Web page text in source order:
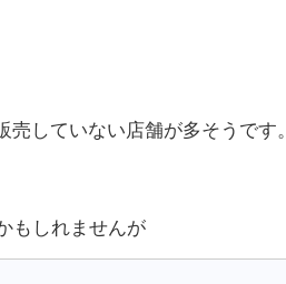
していない店舗が多そうです。
もしれませんが